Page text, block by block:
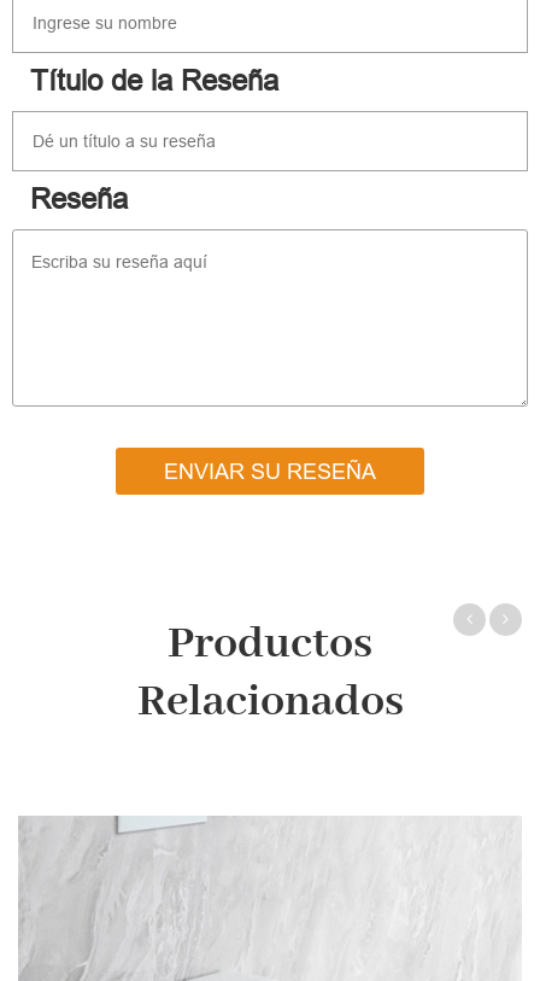
Título de la Reseña
Reseña
ENVIAR SU RESEÑA
Productos
Relacionados